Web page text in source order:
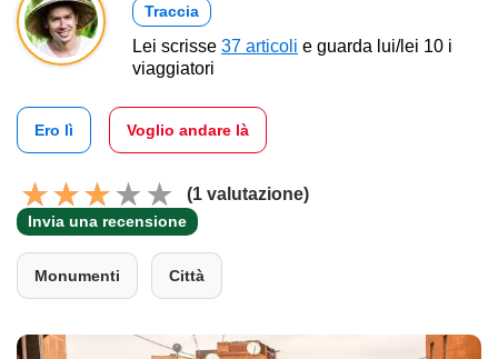
Traccia
Lei scrisse 37 articoli e guarda lui/lei 10 i
viaggiatori
Ero lì Voglio andare là
(1 valutazione)
Invia una recensione
Monumenti Città